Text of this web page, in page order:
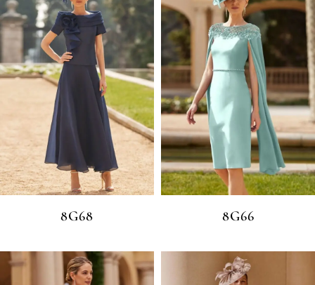
8G68 8G66